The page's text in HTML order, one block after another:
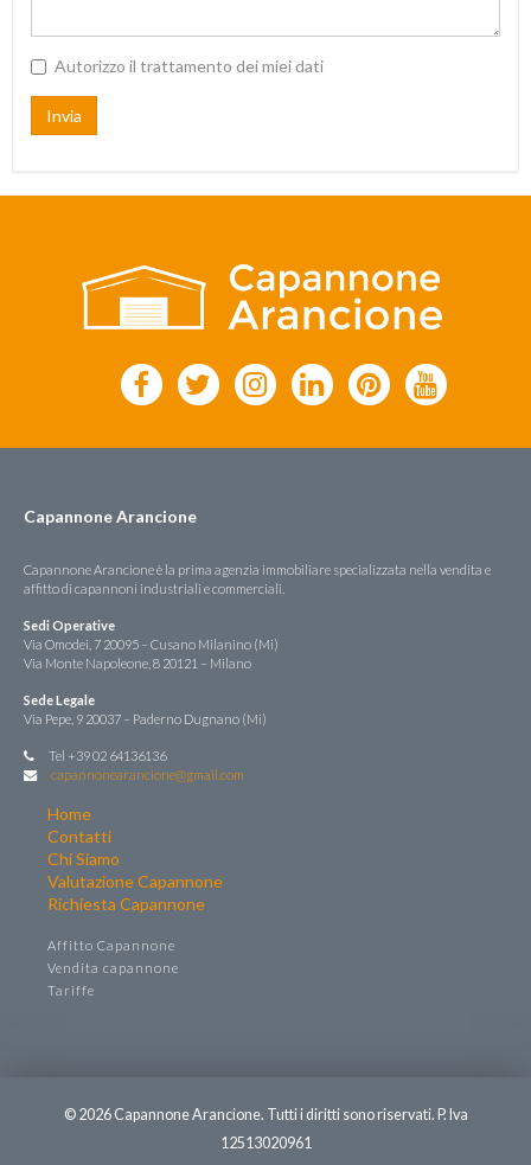
Autorizzo il trattamento dei miei dati
Invia
Capannone Arancione
Capannone Arancione è la prima agenzia immobiliare specializzata nella vendita e
affitto di capannoni industriali e commerciali.
Sedi Operative
Via Omodei, 7 20095 – Cusano Milanino (Mi)
Via Monte Napoleone, 8 20121 – Milano
Sede Legale
Via Pepe, 9 20037 – Paderno Dugnano (Mi)
Tel +39 02 64136136
capannonearancione@gmail.com
Home
Contatti
Chi Siamo
Valutazione Capannone
Richiesta Capannone
Affitto Capannone
Vendita capannone
Tariffe
© 2026 Capannone Arancione. Tutti i diritti sono riservati. P. Iva
12513020961